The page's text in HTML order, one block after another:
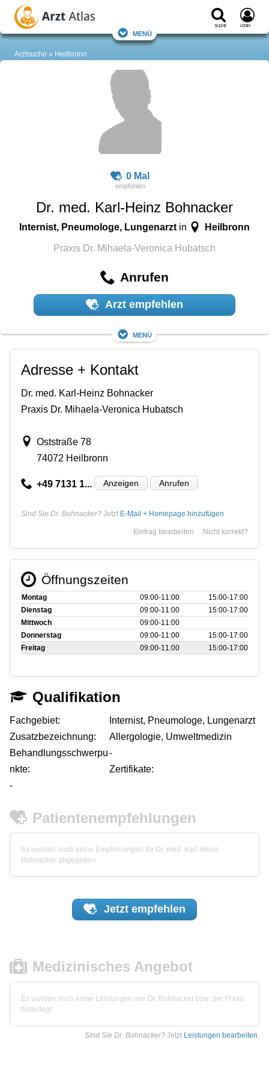
Suche Login
Menü
Arztsuche Heilbronn
0 Mal
Dr. med. Karl-Heinz Bohnacker
Internist, Pneumologe, Lungenarzt in Heilbronn
Praxis Dr. Mihaela-Veronica Hubatsch
Anrufen
Arzt empfehlen
Menü
Adresse + Kontakt
Dr. med. Karl-Heinz Bohnacker
Praxis Dr. Mihaela-Veronica Hubatsch
Oststraße 78
74072 Heilbronn
+49 7131 1... Anzeigen Anrufen
Sind Sie Dr. Bohnacker? Jetzt E-Mail + Homepage hinzufügen
Nicht korrekt?
Eintrag bearbeiten
Öffnungszeiten
Montag 09:00‑11:00
15:00‑17:00
Dienstag
09:00‑11:00
15:00‑17:00
Mittwoch
09:00‑11:00
Donnerstag
09:00‑11:00
15:00‑17:00
Freitag
09:00‑11:00 15:00‑17:00
Qualifikation
Fachgebiet:
Internist, Pneumologe, Lungenarzt
Zusatzbezeichnung:
Allergologie, Umweltmedizin
Behandlungsschwerpu
nkte:
-
Zertifikate:
-
Patientenempfehlungen
Es wurden noch keine Empfehlungen für Dr. med. Karl-Heinz
Bohnacker abgegeben.
Jetzt empfehlen
Medizinisches Angebot
Es wurden noch keine Leistungen von Dr. Bohnacker bzw. der Praxis
hinterlegt.
Sind Sie Dr. Bohnacker? Jetzt Leistungen bearbeiten.